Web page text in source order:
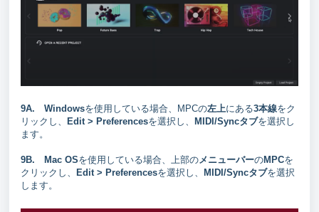
9A. Windowsを使用している場合、MPCの左上にある3本線をク
リックし、
Edit > Preferencesを選択し、 MIDI/Syncタブを選択し
ます。
9B. Mac OSを使用している場合、上部のメニューバーのMPCを
クリックし、
Edit > Preferencesを選択し、 MIDI/Syncタブを選択
します。